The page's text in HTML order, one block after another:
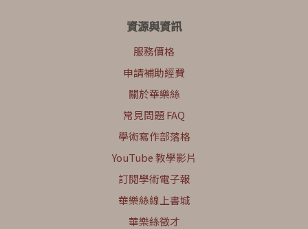
資源與資訊
服務價格
申請補助經費
關於華樂絲
常見問題 FAQ
學術寫作部落格
YouTube 教學影片
訂閱學術電子報
華樂絲線上書城
華樂絲徵才